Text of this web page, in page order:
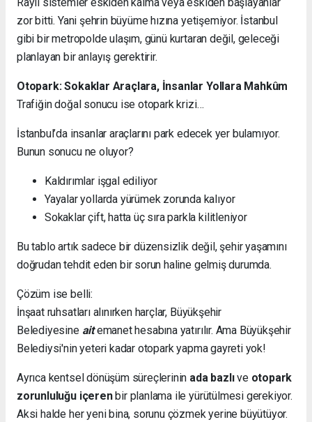
zor bitti. Yani şehrin büyüme hızına yetişemiyor. İstanbul
gibi bir metropolde ulaşım, günü kurtaran değil, geleceği
planlayan bir anlayış gerektirir.
Otopark: Sokaklar Araçlara, İnsanlar Yollara Mahkûm
Trafiğin doğal sonucu ise otopark krizi…
İstanbul’da insanlar araçlarını park edecek yer bulamıyor.
Bunun sonucu ne oluyor?
Kaldırımlar işgal ediliyor
Yayalar yollarda yürümek zorunda kalıyor
Sokaklar çift, hatta üç sıra parkla kilitleniyor
Bu tablo artık sadece bir düzensizlik değil, şehir yaşamını
doğrudan tehdit eden bir sorun haline gelmiş durumda.
Çözüm ise belli:
İnşaat ruhsatları alınırken harçlar, Büyükşehir
Belediyesine aitemanet hesabına yatırılır. Ama Büyükşehir
Belediysi'nin yeteri kadar otopark yapma gayreti yok!
Ayrıca kentsel dönüşüm süreçlerinin ada bazlıve otopark
zorunluluğu içerenbir planlama ile yürütülmesi gerekiyor.
Aksi halde her yeni bina, sorunu çözmek yerine büyütüyor.